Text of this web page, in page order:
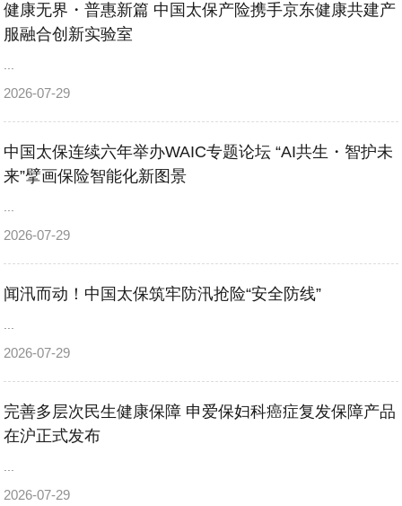
健康无界・普惠新篇 中国太保产险携手京东健康共建产
服融合创新实验室
2026-07-29
中国太保连续六年举办WAIC专题论坛 “AI共生・智护未
来”擘画保险智能化新图景
2026-07-29
闻汛而动！中国太保筑牢防汛抢险“安全防线”
2026-07-29
完善多层次民生健康保障 申爱保妇科癌症复发保障产品
在沪正式发布
2026-07-29